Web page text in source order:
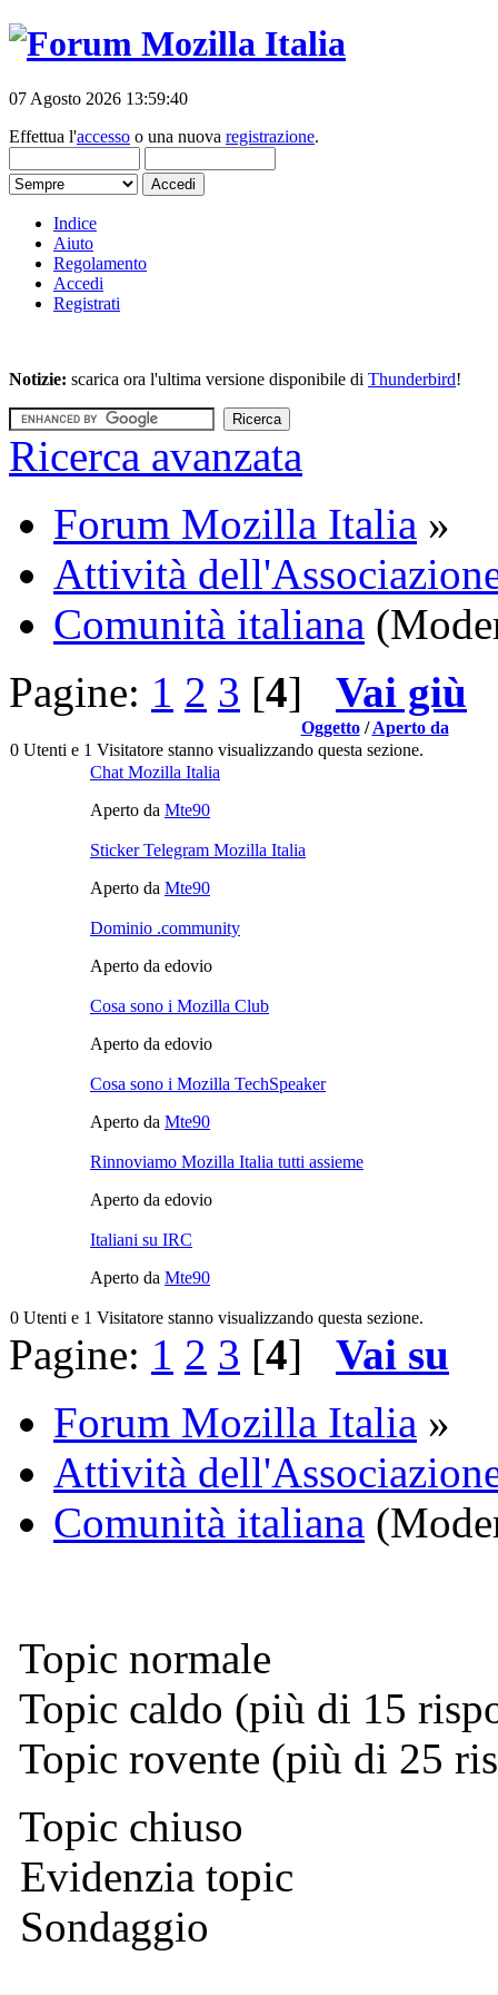
07 Agosto 2026 13:59:40
Effettua l'accesso o una nuova registrazione.
Indice
Aiuto
Regolamento
Accedi
Registrati
Notizie: scarica ora l'ultima versione disponibile di Thunderbird!
Ricerca avanzata
Forum Mozilla Italia »
Attività
Comunità italiana
Pagine: 1 2 3 [4] Vai giù
Oggetto/Aperto da
0 Utenti e 1 Visitatore stanno visualizzando questa sezione.
Chat Mozilla Italia
Aperto da Mte90
Sticker Telegram Mozilla Italia
Aperto da Mte90
Dominio .community
Aperto da edovio
Cosa sono i Mozilla Club
Aperto da edovio
Cosa sono i Mozilla TechSpeaker
Aperto da Mte90
Rinnoviamo Mozilla Italia tutti assieme
Aperto da edovio
Italiani su IRC
Aperto da Mte90
0 Utenti e 1 Visitatore stanno visualizzando questa sezione.
Pagine: 1 2 3 [4] Vai su
Forum Mozilla Italia »
Attività
Comunità italiana
Topic normale
Topic caldo (più di 15
Topic rovente (più di 25
Topic chiuso
Evidenzia topic
Sondaggio